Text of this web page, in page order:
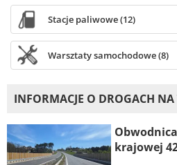
Stacje paliwowe (12)
Warsztaty samochodowe (8)
INFORMACJE O DROGACH NA
krajowej